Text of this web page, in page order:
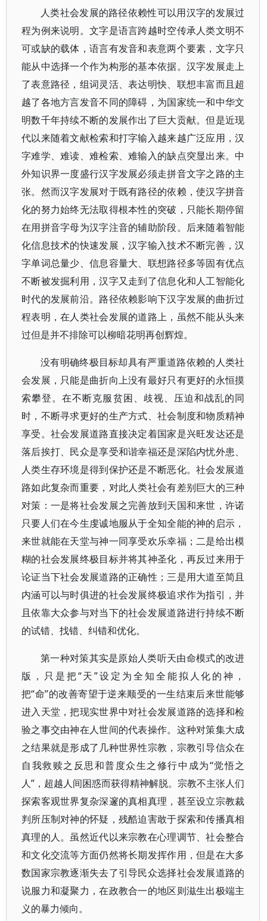
人类社会发展的路径依赖性可以用汉字的发展过
程为例来说明。文字是语言跨越时空传承人类文明不
可或缺的载体，语言有发音和表意两个要素，文字只
能从中选择一个作为构形的基本依据。汉字发展走上
了表意路径，组词灵活、表达明快、联想丰富而且超
越了各地方言发音不同的障碍，为国家统一和中华文
明数千年持续不断的发展作出了巨大贡献。但是近现
代以来随着文献检索和打字输入越来越广泛应用，汉
字难学、难读、难检索、难输入的缺点突显出来。中
外知识界一度盛行汉字发展必须走拼音文字之路的主
张。然而汉字发展对于既有路径的依赖，使汉字拼音
化的努力始终无法取得根本性的突破，只能长期停留
在用拼音字母为汉字注音的辅助阶段。后来随着智能
化信息技术的快速发展，汉字输入技术不断完善，汉
字单词总量少、信息容量大、联想路径多等固有优点
不断被发掘利用，汉字又走到了信息化和人工智能化
时代的发展前沿。路径依赖影响下汉字发展的曲折过
程表明，在人类社会发展的道路上，虽然不能从头来
过但是并不排除可以柳暗花明再创辉煌。
没有明确终极目标却具有严重道路依赖的人类社
会发展，只能是曲折向上没有最好只有更好的永恒摸
索攀登。在不断克服贫困、歧视、压迫和战乱的同
时，不断寻求更好的生产方式、社会制度和物质精神
享受。社会发展道路直接决定着国家是兴旺发达还是
落后挨打、民众是享受和谐幸福还是深陷内忧外患、
人类生存环境是得到保护还是不断恶化。社会发展道
路如此复杂而重要，对此人类社会有差别巨大的三种
对策：一是将社会发展之完善放到天国和来世，许诺
只要人们在今生虔诚地服从于全知全能的神的启示，
来世就能在天堂与神一同享受欢乐幸福；二是给出模
糊的社会发展终极目标并将其神圣化，再反过来用于
论证当下社会发展道路的正确性；三是用大道至简且
内涵可以与时俱进的社会发展终极追求作为指引，并
且依靠大众参与对当下的社会发展道路进行持续不断
的试错、找错、纠错和优化。
第一种对策其实是原始人类听天由命模式的改进
版，只是把“天”设定为全知全能拟人化的神，
把“命”的改善寄望于逆来顺受的一生结束后来世能够
进入天堂，把现实世界中对社会发展道路的选择和检
验之事交由神在人世间的代表操作。这种对策集大成
之结果就是形成了几种世界性宗教，宗教引导信众在
自我救赎之反思和普度众生之修行中成为“觉悟之
人”，超越人间困惑而获得精神解脱。宗教不主张人们
探索客观世界复杂深邃的真相真理，甚至设立宗教裁
判所压制对神的怀疑，残酷迫害敢于探索和传播真相
真理的人。虽然近代以来宗教在心理调节、社会整合
和文化交流等方面仍然将长期发挥作用，但是在大多
数国家宗教逐渐失去了引导民众选择社会发展道路的
说服力和凝聚力，在政教合一的地区则滋生出极端主
义的暴力倾向。